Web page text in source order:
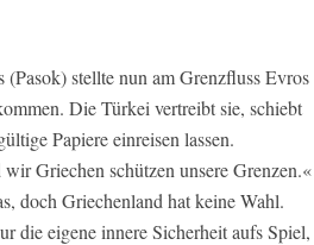
stellte nun am Grenzfluss Evros
Die Türkei vertreibt sie, schiebt
Papiere einreisen lassen.
Griechen schützen unsere Grenzen.«
doch Griechenland hat keine Wahl.
die eigene innere Sicherheit aufs Spiel,